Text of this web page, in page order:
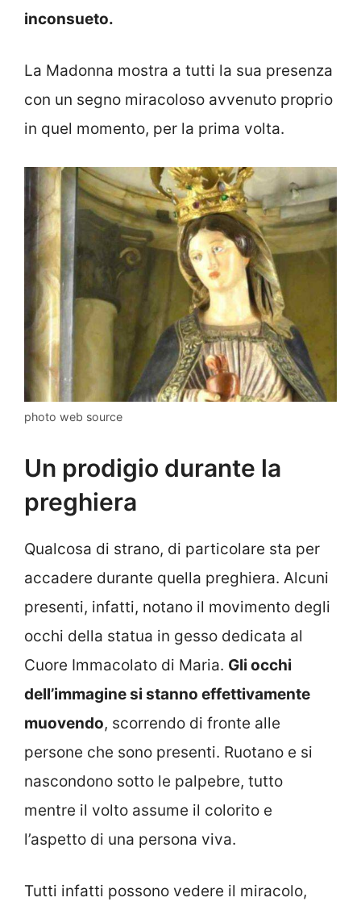
inconsueto.
La Madonna mostra a tutti la sua presenza
con un segno miracoloso avvenuto proprio
in quel momento, per la prima volta.
photo web source
Un prodigio durante la
preghiera
Qualcosa di strano, di particolare sta per
accadere durante quella preghiera. Alcuni
presenti, infatti, notano il movimento degli
occhi della statua in gesso dedicata al
Cuore Immacolato di Maria. Gli occhi
dell’immagine si stanno effettivamente
muovendo, scorrendo di fronte alle
persone che sono presenti. Ruotano e si
nascondono sotto le palpebre, tutto
mentre il volto assume il colorito e
l’aspetto di una persona viva.
Tutti infatti possono vedere il miracolo,